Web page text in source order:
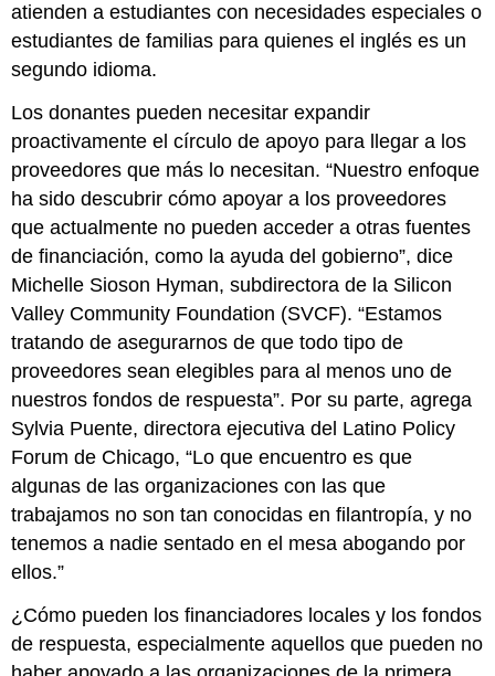
atienden a estudiantes con necesidades especiales o
estudiantes de familias para quienes el inglés es un
segundo idioma.
Los donantes pueden necesitar expandir
proactivamente el círculo de apoyo para llegar a los
proveedores que más lo necesitan. “Nuestro enfoque
ha sido descubrir cómo apoyar a los proveedores
que actualmente no pueden acceder a otras fuentes
de financiación, como la ayuda del gobierno”, dice
Michelle Sioson Hyman, subdirectora de la Silicon
Valley Community Foundation (SVCF). “Estamos
tratando de asegurarnos de que todo tipo de
proveedores sean elegibles para al menos uno de
nuestros fondos de respuesta”. Por su parte, agrega
Sylvia Puente, directora ejecutiva del Latino Policy
Forum de Chicago, “Lo que encuentro es que
algunas de las organizaciones con las que
trabajamos no son tan conocidas en filantropía, y no
tenemos a nadie sentado en el mesa abogando por
ellos.”
¿Cómo pueden los financiadores locales y los fondos
de respuesta, especialmente aquellos que pueden no